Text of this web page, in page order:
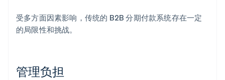
受多方面因素影响，传统的 B2B 分期付款系统存在一定
的局限性和挑战。
管理负担